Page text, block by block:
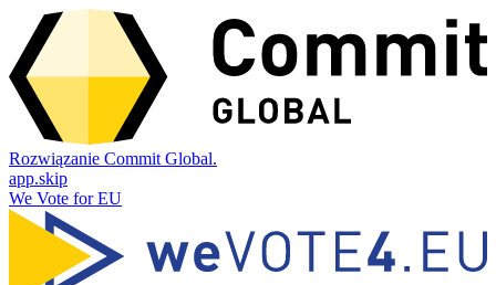
Rozwiązanie Commit Global.
app.skip
We Vote for EU